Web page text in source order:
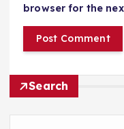
browser for the
Search